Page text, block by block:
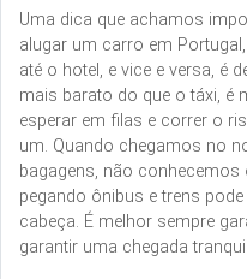
Uma dica que achamos
alugar um carro em
até o hotel, e vice e versa, é
mais barato do que o táxi, é
esperar em filas e correr o
um. Quando chegamos no
bagagens, não
pegando ônibus e trens
cabeça. É melhor sempre
garantir uma chegada